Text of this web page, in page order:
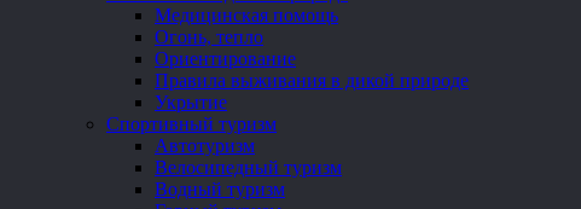
Медицинская помощь
Огонь, тепло
Ориентирование
Правила выживания в дикой природе
Укрытие
Спортивный туризм
Автотуризм
Велосипедный туризм
Водный туризм